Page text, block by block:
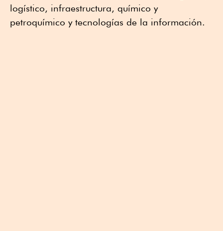
logístico, infraestructura, químico y
petroquímico y tecnologías de la información.